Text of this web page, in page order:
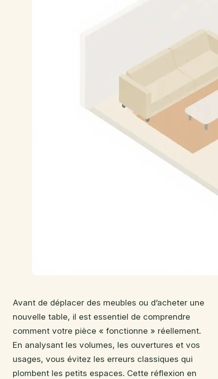
Avant de déplacer des meubles ou d’acheter une
nouvelle table, il est essentiel de comprendre
comment votre pièce « fonctionne » réellement.
En analysant les volumes, les ouvertures et vos
usages, vous évitez les erreurs classiques qui
plombent les petits espaces. Cette réflexion en